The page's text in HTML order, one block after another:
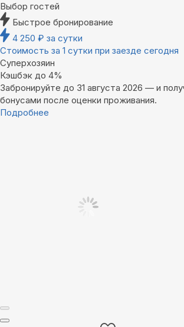
Выбор гостей
Быстрое бронирование
4 250 ₽ за сутки
Стоимость за 1 сутки при заезде сегодня
Суперхозяин
Кэшбэк до 4%
Забронируйте до 31 августа 2026 — и
бонусами после оценки проживания.
Подробнее